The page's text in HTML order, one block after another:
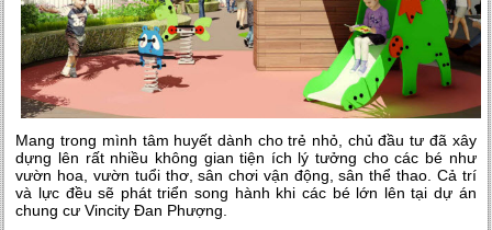
Mang trong mình tâm huyết dành cho trẻ nhỏ, chủ đầu tư đã xây
dựng lên rất nhiều không gian tiện ích lý tưởng cho các bé như
vườn hoa, vườn tuổi thơ, sân chơi vận động, sân thể thao. Cả trí
và lực đều sẽ phát triển song hành khi các bé lớn lên tại dự án
chung cư Vincity Đan Phượng.